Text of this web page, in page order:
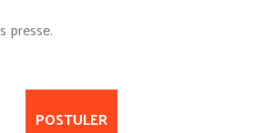
presse.
POSTULER